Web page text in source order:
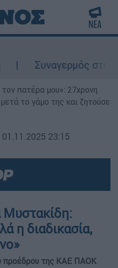
Συναγερμός στην
πατέρα μου»: 27χρονη
το γάμο της και ζητούσε
01.11.2025 23:15
Μυστακίδη:
η διαδικασία,
προέδρου της ΚΑΕ ΠΑΟΚ